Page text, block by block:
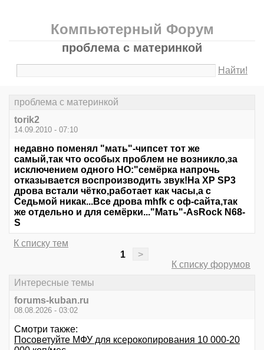
Компьютерный Форум
проблема с материнкой
Найти!
проблема с материнкой
torik2
14.09.2010 - 07:10
недавно поменял "мать"-чипсет тот же
самый,так что особых проблем не возникло,за
исключением одного НО:"семёрка напрочь
отказывается воспроизводить звук!На XP SP3
дрова встали чётко,работает как часы,а с
Седьмой никак...Все дрова mhfk с оф-сайта,так
же отдельно и для семёрки..."Мать"-AsRock N68-
S
К списку тем
1
>
К списку форумов
Интересные темы
forums-kuban.ru
08.08.2026 - 03:02
Смотри также:
Посоветуйте МФУ для ксерокопирования 10 000-20